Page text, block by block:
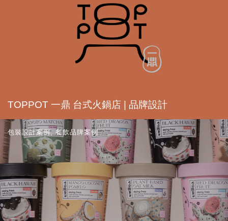
TOPPOT 一鼎 台式火鍋店 | 品牌設計
包裝設計案例, 餐飲品牌案例